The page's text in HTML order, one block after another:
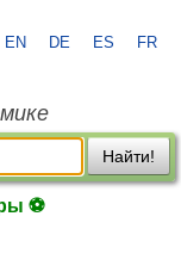
EN DE ES FR
Найти!
⚽